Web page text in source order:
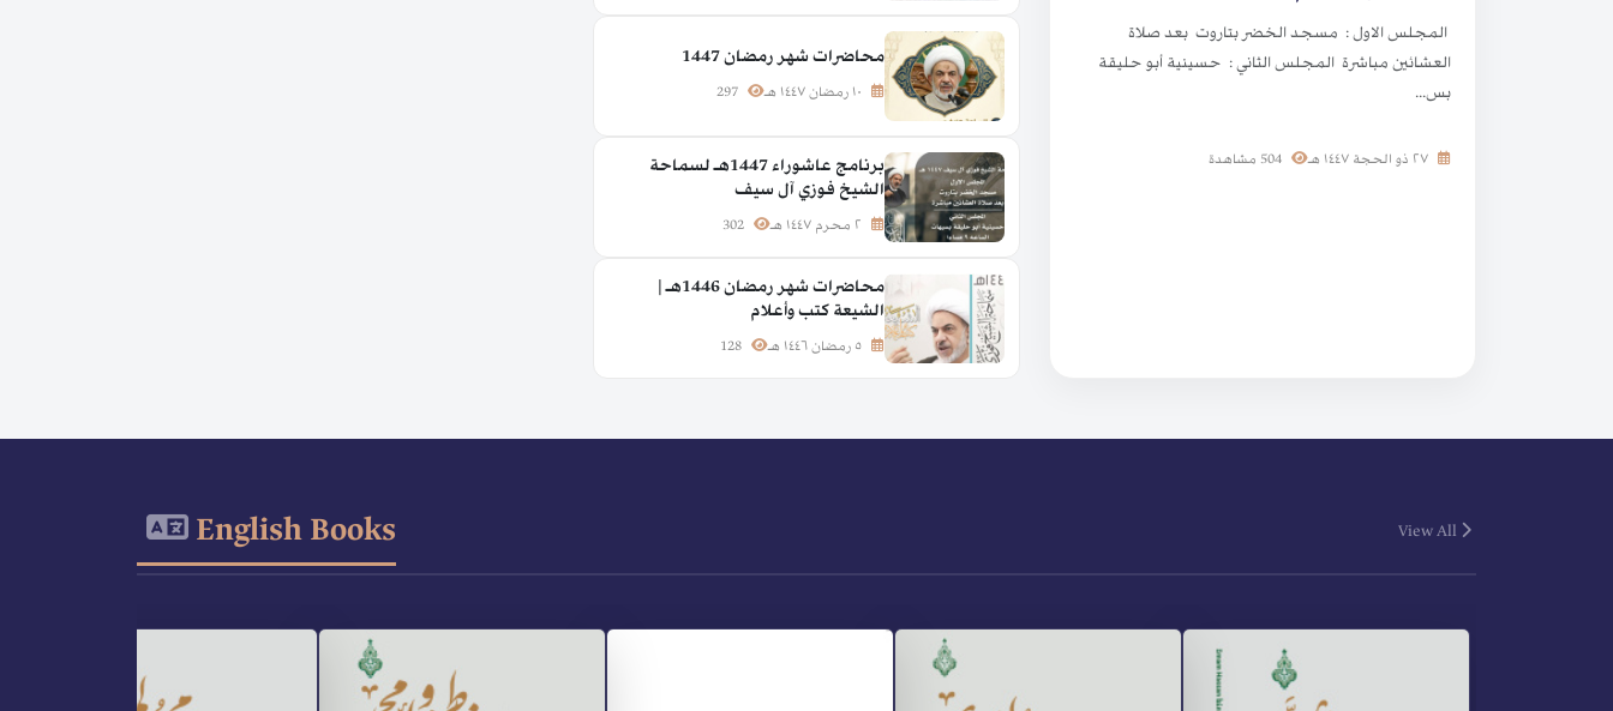
المجلس الاول : مسجد الخضر بتاروت بعد صلاة
العشائين مباشرة المجلس الثاني : حسينية أبو حليقة
بس...
محاضرات شهر رمضان 1447
برنامج عاشوراء 1447هـ لسماحة
الشيخ فوزي آل سيف
محاضرات شهر رمضان 1446هـ |
الشيعة كتب وأعلام
English Books View All